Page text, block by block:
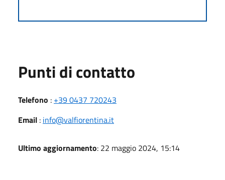
Punti di contatto
Telefono : +39 0437 720243
Email : info@valfiorentina.it
Ultimo aggiornamento: 22 maggio 2024, 15:14